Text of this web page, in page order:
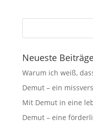
Neueste
Warum ich weiß,
Demut – ein
Mit Demut in eine
Demut – eine